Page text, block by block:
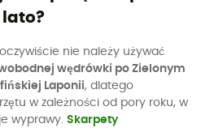
nie należy używać
wędrówki po Zielonym
Laponii, dlatego
w zależności od pory roku, w
wyprawy. Skarpety